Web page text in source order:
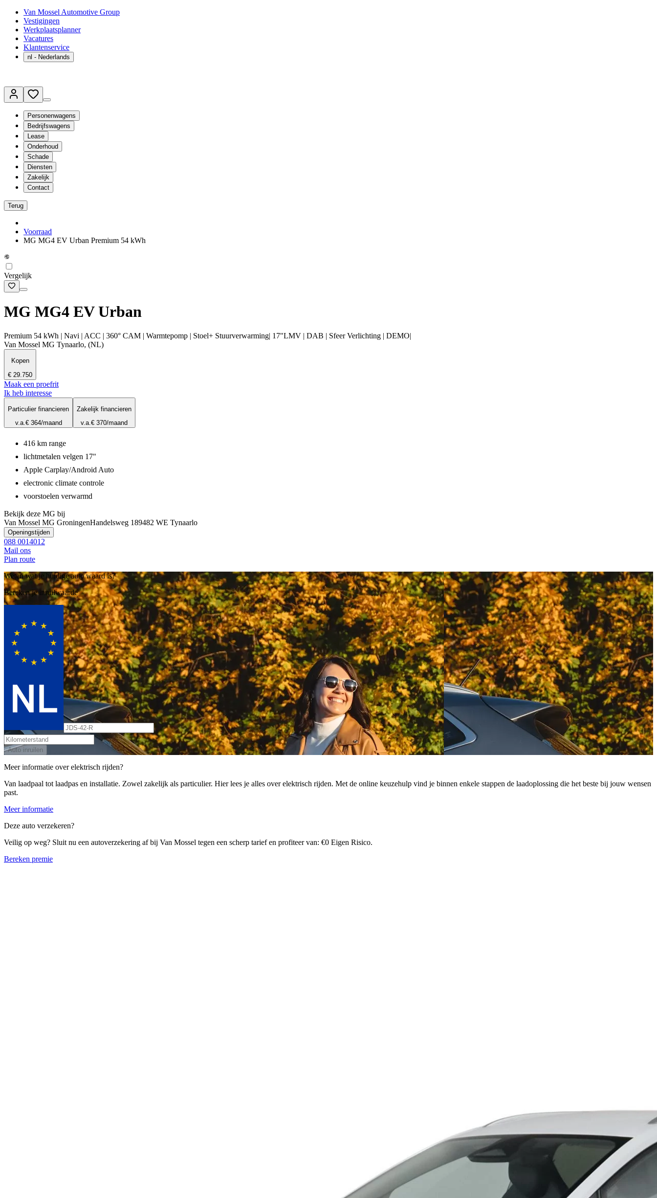
Van Mossel Automotive Group
Vestigingen
Werkplaatsplanner
Vacatures
Klantenservice
nl - Nederlands
Personenwagens
Bedrijfswagens
Lease
Onderhoud
Schade
Diensten
Zakelijk
Contact
Terug
Voorraad
MG MG4 EV Urban Premium 54 kWh
Vergelijk
MG MG4 EV Urban
Premium 54 kWh | Navi | ACC | 360° CAM | Warmtepomp | Stoel+ Stuurverwarming| 17"LMV | DAB | Sfeer Verlichting | DEMO|
Van Mossel MG Tynaarlo, (NL)
Kopen
€ 29.750
Maak een proefrit
Ik heb interesse
Particulier financieren
v.a.€ 364/maand
Zakelijk financieren
v.a.€ 370/maand
416 km range
lichtmetalen velgen 17"
Apple Carplay/Android Auto
electronic climate controle
voorstoelen verwarmd
Bekijk deze MG bij
Van Mossel MG GroningenHandelsweg 189482 WE Tynaarlo
Openingstijden
088 0014012
Mail ons
Plan route
Weten wat je huidige auto waard is?
Bereken je inruilwaarde
Auto inruilen
Meer informatie over elektrisch rijden?
Van laadpaal tot laadpas en installatie. Zowel zakelijk als particulier. Hier lees je alles over elektrisch rijden. Met de online keuzehulp vind je binnen enkele stappen de laadoplossing die het beste bij jouw wensen
past.
Meer informatie
Deze auto verzekeren?
Veilig op weg? Sluit nu een autoverzekering af bij Van Mossel tegen een scherp tarief en profiteer van: €0 Eigen Risico.
Bereken premie